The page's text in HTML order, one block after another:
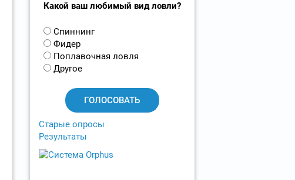
Какой ваш любимый вид ловли?
В
а
р
и
Спиннинг
Фидер
Поплавочная ловля
Другое
Старые опросы
Результаты